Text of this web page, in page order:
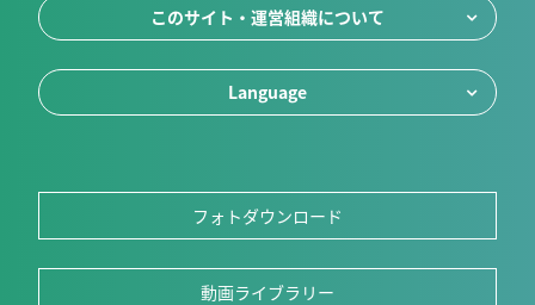
このサイト・運営組織について
Language
フォトダウンロード
動画ライブラリー